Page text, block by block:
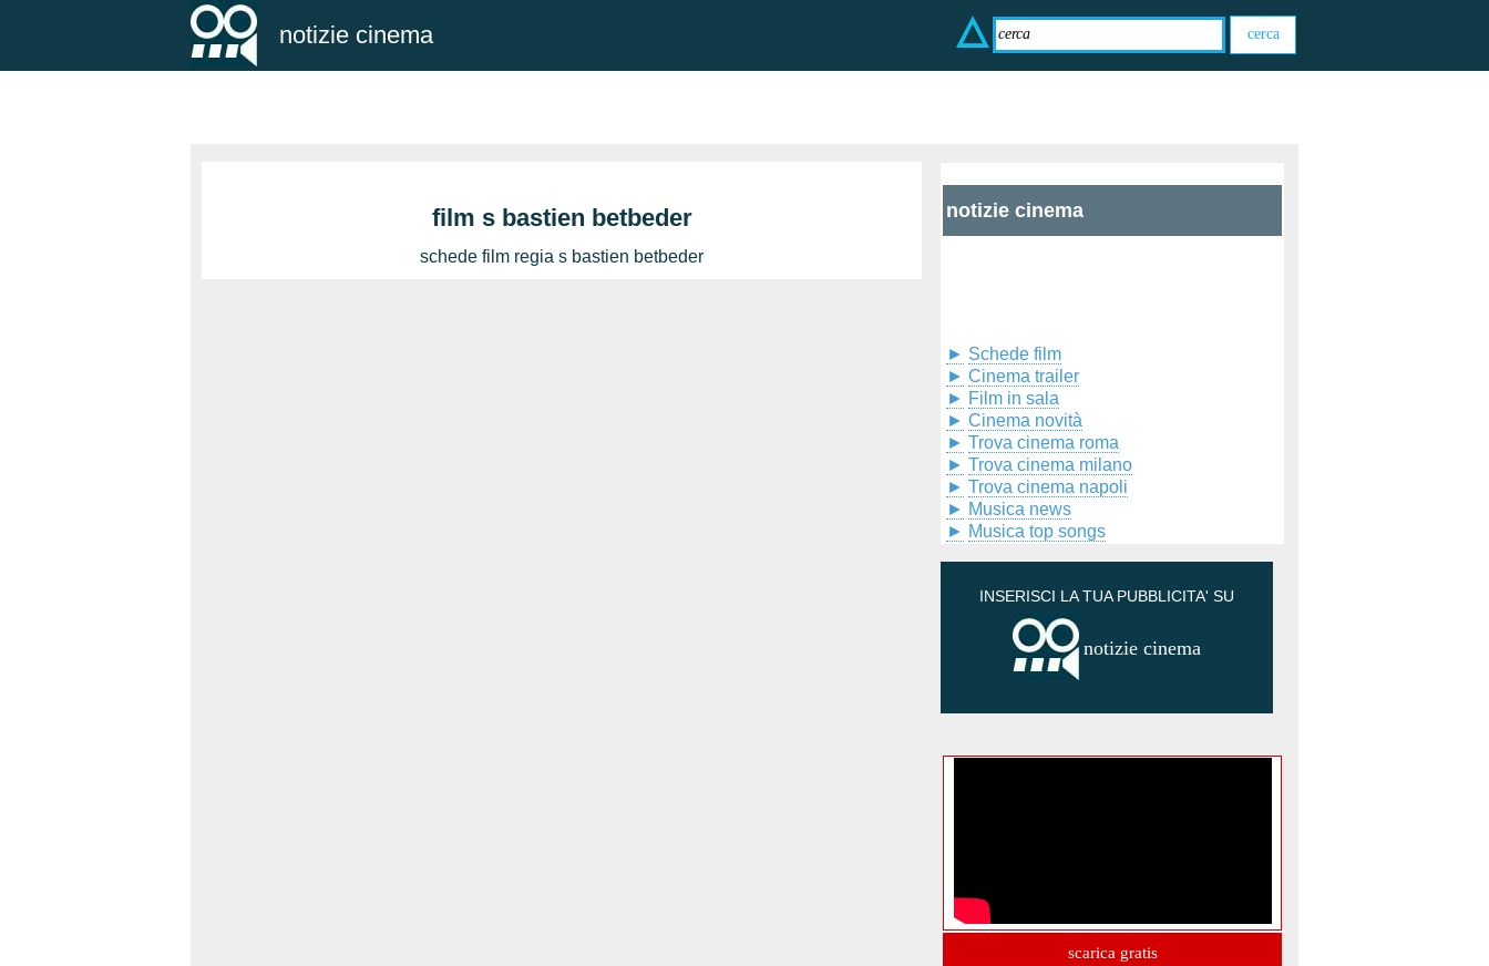
notizie cinema
film s bastien betbeder
schede film regia s bastien betbeder
notizie cinema
► Schede film
► Cinema trailer
► Film in sala
► Cinema novità
► Trova cinema roma
► Trova cinema milano
► Trova cinema napoli
► Musica news
► Musica top songs
INSERISCI LA TUA PUBBLICITA' SU
notizie cinema
scarica gratis